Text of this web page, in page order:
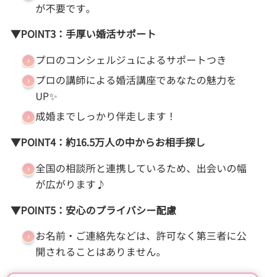
が不要です。
▼POINT3：手厚い婚活サポート
プロのコンシェルジュによるサポートつき
プロの講師による婚活講座であなたの魅力を
UP✨
成婚までしっかり伴走します！
▼POINT4：約16.5万人の中からお相手探し
全国の相談所と連携しているため、出会いの幅
が広がります♪
▼POINT5：安心のプライバシー配慮
お名前・ご連絡先などは、許可なく第三者に公
開されることはありません。